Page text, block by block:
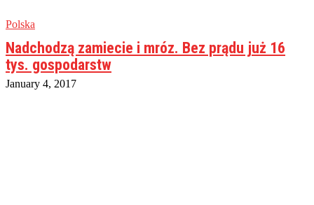
Polska
Nadchodzą zamiecie i mróz. Bez prądu już 16
tys. gospodarstw
January 4, 2017